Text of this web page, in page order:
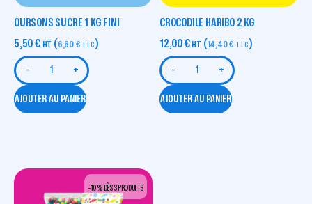
OURSONS SUCRE 1 KG FINI
5,50€ HT (6,60 € TTC)
- +
AJOUTER AU PANIER
CROCODILE HARIBO 2 KG
12,00€ HT (14,40€ TTC)
- +
AJOUTER AU PANIER
-10 % DÈS 3 PRODUITS